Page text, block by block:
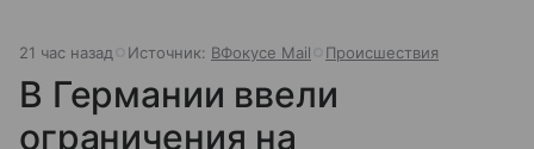
21 час назад Источник: ВФокусе Mail Происшествия
В Германии ввели
ограничения на